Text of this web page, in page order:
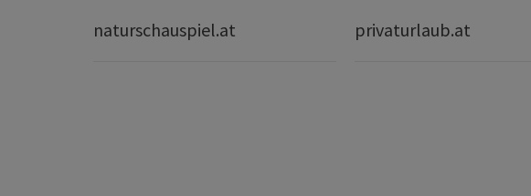
naturschauspiel.at privaturlaub.at